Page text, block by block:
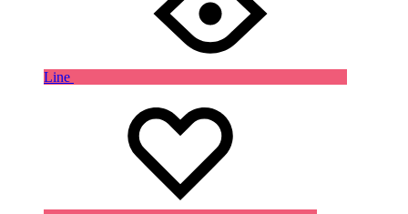
Line